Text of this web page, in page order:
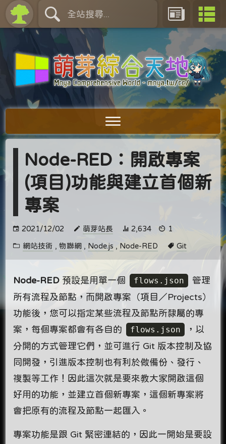
Node-RED：開啟專案
(項目)功能與建立首個新
專案
2021/12/02 萌芽站長 2,634 1
網站技術 ,物聯網 , Node.js , Node-RED Git
Node-RED 預設是用單一個 flows.json
管理
所有流程及節點，而開啟專案（項目／Projects）
功能後，您可以指定某些流程及節點所隸屬的專
案，每個專案都會有各自的
flows.json
，以
分開的方式管理它們，並可進行 Git 版本控制及協
同開發，引進版本控制也有利於做備份、發行、
複製等工作！因此這次就是要來教大家開啟這個
好用的功能，並建立首個新專案，這個新專案將
會把原有的流程及節點一起匯入。
專案功能是跟 Git 緊密連結的，因此一開始是要設